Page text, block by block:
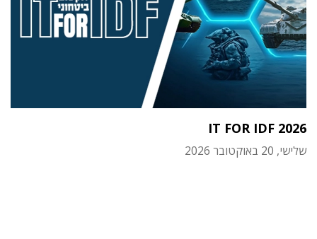
IT FOR IDF 2026
שלישי, 20 באוקטובר 2026